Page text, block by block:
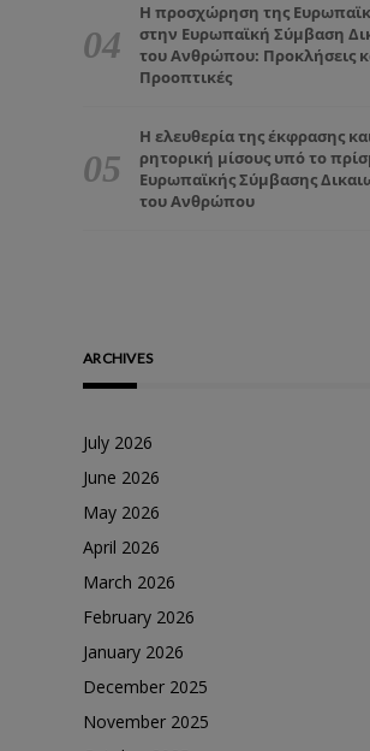
Η προσχώρηση της
στην Ευρωπαϊκή Σύμβαση
του Ανθρώπου: Προκλήσεις
Προοπτικές
Η ελευθερία της έκφρασης
ρητορική μίσους υπό το
Ευρωπαϊκής Σύμβασης
του Ανθρώπου
ARCHIVES
July 2026
June 2026
May 2026
April 2026
March 2026
February 2026
January 2026
December 2025
November 2025